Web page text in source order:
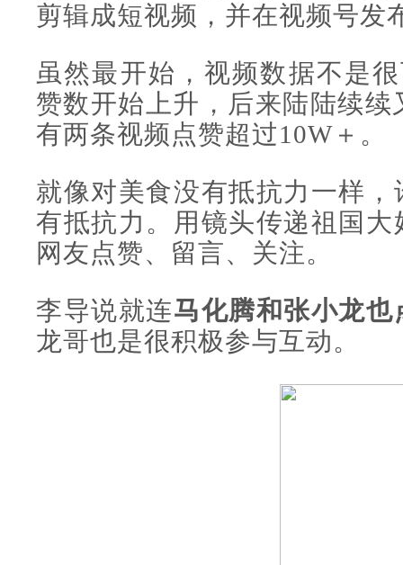
剪辑成短视频，并在视频号发
虽然最开始，视频数据不是
赞数开始上升，后来陆陆续
有两条视频点赞超过10W＋。
就像对美食没有抵抗力一样
有抵抗力。用镜头传递祖国
网友点赞、留言、关注。
李导说就连马化腾和张小龙也
龙哥也是很积极参与互动。